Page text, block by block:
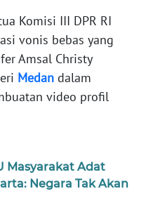
Komisi III DPR RI
vonis bebas yang
Amsal Christy
Medan dalam
video profil
Masyarakat Adat
Negara Tak Akan